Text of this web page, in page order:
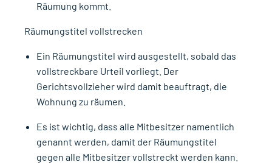
Räumung kommt.
Räumungstitel vollstrecken
Ein Räumungstitel wird ausgestellt, sobald das
vollstreckbare Urteil vorliegt. Der
Gerichtsvollzieher wird damit beauftragt, die
Wohnung zu räumen.
Es ist wichtig, dass alle Mitbesitzer namentlich
genannt werden, damit der Räumungstitel
gegen alle Mitbesitzer vollstreckt werden kann.